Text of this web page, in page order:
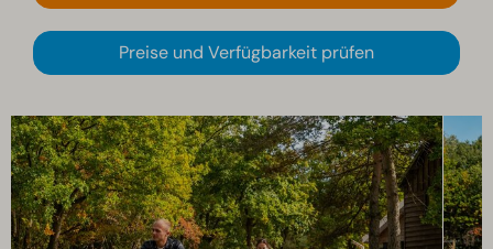
Preise und Verfügbarkeit prüfen